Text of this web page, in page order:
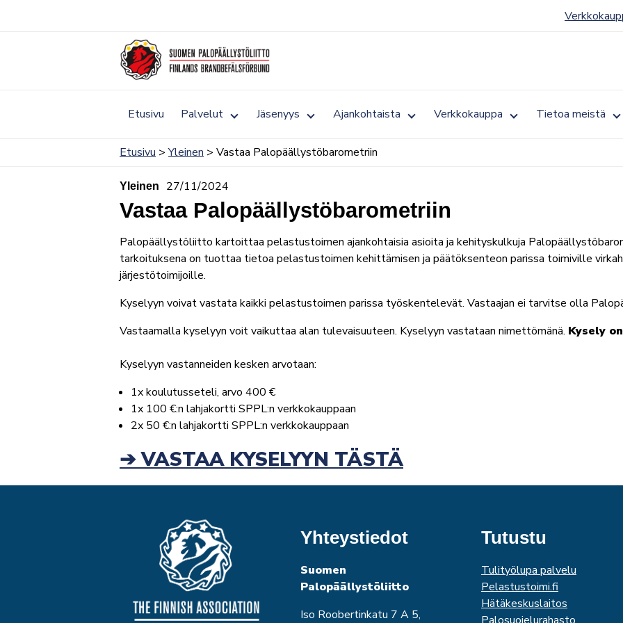
Etusivu Palvelut Toggle
submenu
Palvelut
Jäsenyys Toggle
submenu
Jäsenyys
Ajankohtaista Toggle
submenu
Verkkokauppa Toggle
submenu
Tietoa meistä
Etusivu >Yleinen > Vastaa Palopäällystöbarometriin
Yleinen 27/11/2024
Vastaa Palopäällystöbarometriin
Palopäällystöliitto kartoittaa pelastustoimen ajankohtaisia asioita ja kehityskulkuja
tarkoituksena on tuottaa tietoa pelastustoimen kehittämisen ja päätöksenteon parissa toimiville
järjestötoimijoille.
Kyselyyn voivat vastata kaikki pelastustoimen parissa työskentelevät. Vastaajan ei tarvitse olla
Vastaamalla kyselyyn voit vaikuttaa alan tulevaisuuteen. Kyselyyn vastataan nimettömänä. Kysely
Kyselyyn vastanneiden kesken arvotaan:
1x koulutusseteli, arvo 400 €
1x 100 €:n lahjakortti SPPL:n verkkokauppaan
2x 50 €:n lahjakortti SPPL:n verkkokauppaan
➔ VASTAA KYSELYYN TÄSTÄ
Yhteystiedot
Suomen
Palopäällystöliitto
Iso Roobertinkatu 7 A 5,
Tutustu
Tulityölupa palvelu
Pelastustoimi.fi
Hätäkeskuslaitos